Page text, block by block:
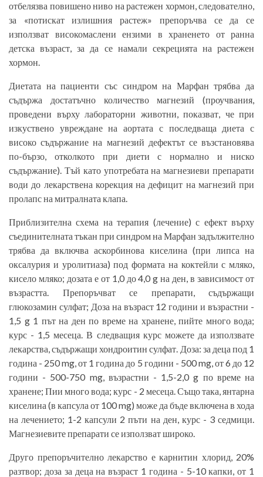
отбелязва повишено ниво на растежен хормон, следователно,
за «потискат излишния растеж» препоръчва се да се
използват високомаслени ензими в храненето от ранна
детска възраст, за да се намали секрецията на растежен
хормон.
Диетата на пациенти със синдром на Марфан трябва да
съдържа достатъчно количество магнезий (проучвания,
проведени върху лабораторни животни, показват, че при
изкуствено увреждане на аортата с последваща диета с
високо съдържание на магнезий дефектът се възстановява
по-бързо, отколкото при диети с нормално и ниско
съдържание). Тъй като употребата на магнезиеви препарати
води до лекарствена корекция на дефицит на магнезий при
пролапс на митралната клапа.
Приблизителна схема на терапия (лечение) с ефект върху
съединителната тъкан при синдром на Марфан задължително
трябва да включва аскорбинова киселина (при липса на
оксалурия и уролитиаза) под формата на коктейли с мляко,
кисело мляко; дозата е от 1,0 до 4,0 g на ден, в зависимост от
възрастта. Препоръчват се препарати, съдържащи
глюкозамин сулфат; Доза на възраст 12 години и възрастни -
1,5 g 1 път на ден по време на хранене, пийте много вода;
курс - 1,5 месеца. В следващия курс можете да използвате
лекарства, съдържащи хондроитин сулфат. Доза: за деца под 1
година - 250 mg, от 1 година до 5 години - 500 mg, от 6 до 12
години - 500-750 mg, възрастни - 1,5-2,0 g по време на
хранене; Пии много вода; курс - 2 месеца. Също така, янтарна
киселина (в капсула от 100 mg) може да бъде включена в хода
на лечението; 1-2 капсули 2 пъти на ден, курс - 3 седмици.
Магнезиевите препарати се използват широко.
Друго препоръчително лекарство е карнитин хлорид, 20%
разтвор; доза за деца на възраст 1 година - 5-10 капки, от 1